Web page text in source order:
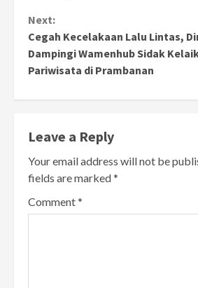
Next:
Cegah Kecelakaan Lalu Lintas,
Dampingi Wamenhub Sidak
Pariwisata di Prambanan
Leave a Reply
Your email address will not be
fields are marked*
Comment*